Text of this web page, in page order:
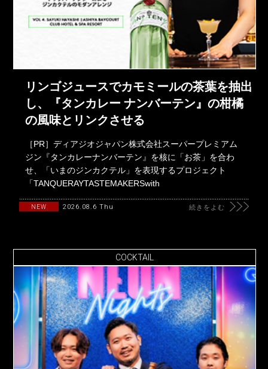
リンゴジュースでカモミールの茶葉を抽出
し、『タンカレー ナンバーテン』の柑橘
の風味とリンクさせる
［PR］ディアジオジャパン株式会社スーパープレミアム
ジン『タンカレーナンバーテン』を核に「お茶」を合わ
せ、「いまのジンカクテル」を表現するプロジェクト
「TANQUERAYTASTEMAKERSwith
NEW 2026.08.6 Thu 続きをよむ
COCKTAIL